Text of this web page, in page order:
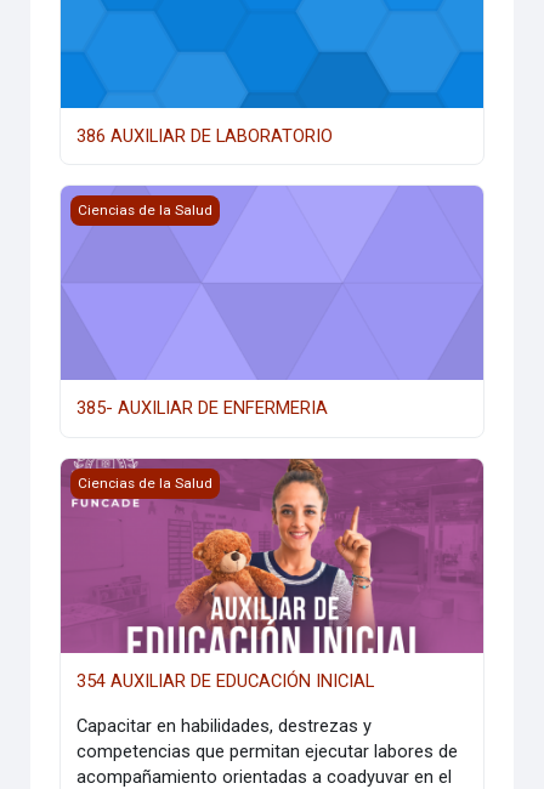
386 AUXILIAR DE LABORATORIO
385- AUXILIAR DE ENFERMERIA
Ciencias de la Salud
385- AUXILIAR DE ENFERMERIA
354 AUXILIAR DE EDUCACIÓN INICIAL
Ciencias de la Salud
354 AUXILIAR DE EDUCACIÓN INICIAL
Capacitar en habilidades, destrezas y
competencias que permitan ejecutar labores de
acompañamiento orientadas a coadyuvar en el